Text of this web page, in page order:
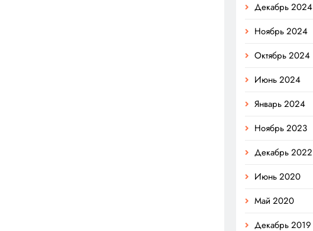
Декабрь 2024
Ноябрь 2024
Октябрь 2024
Июнь 2024
Январь 2024
Ноябрь 2023
Декабрь 2022
Июнь 2020
Май 2020
Декабрь 2019